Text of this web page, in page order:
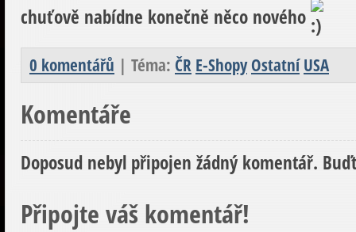
chuťově nabídne konečně něco nového
0 komentářů | Téma: ČR E-ShopyOstatní USA
Komentáře
Doposud nebyl připojen žádný komentář.
Připojte váš komentář!